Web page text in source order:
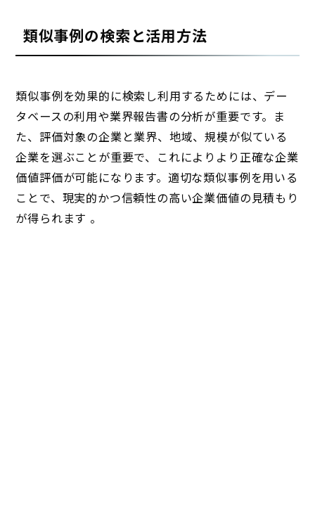
類似事例の検索と活用方法
類似事例を効果的に検索し利用するためには、デー
タベースの利用や業界報告書の分析が重要です。ま
た、評価対象の企業と業界、地域、規模が似ている
企業を選ぶことが重要で、これによりより正確な企業
価値評価が可能になります。適切な類似事例を用いる
ことで、現実的かつ信頼性の高い企業価値の見積もり
が得られます 。